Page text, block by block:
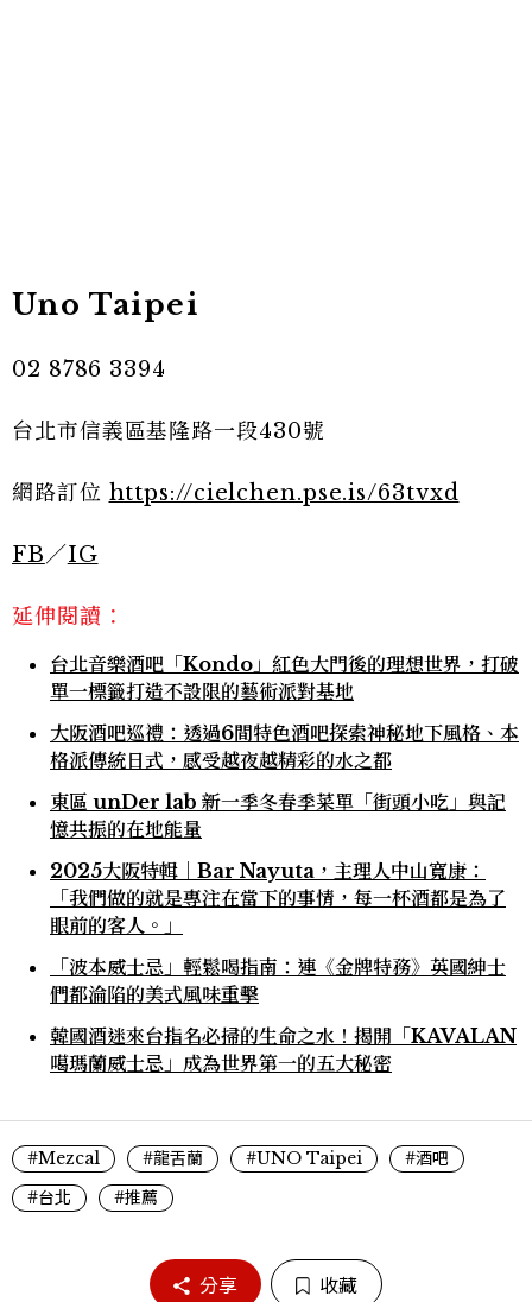
Uno Taipei
02 8786 3394
台北市信義區基隆路一段430號
網路訂位 https://cielchen.pse.is/63tvxd
FB／IG
延伸閱讀：
台北音樂酒吧「Kondo」紅色大門後的理想世界，打破
單一標籤打造不設限的藝術派對基地
大阪酒吧巡禮：透過6間特色酒吧探索神秘地下風格、本
格派傳統日式，感受越夜越精彩的水之都
東區 unDer lab 新一季冬春季菜單「街頭小吃」與記
憶共振的在地能量
2025大阪特輯｜Bar Nayuta，主理人中山寬康：
「我們做的就是專注在當下的事情，每一杯酒都是為了
眼前的客人。」
「波本威士忌」輕鬆喝指南：連《金牌特務》英國紳士
們都淪陷的美式風味重擊
韓國酒迷來台指名必掃的生命之水！揭開「KAVALAN
噶瑪蘭威士忌」成為世界第一的五大秘密
#Mezcal #龍舌蘭 #UNO Taipei
#酒吧
#台北
#推薦
分享 收藏